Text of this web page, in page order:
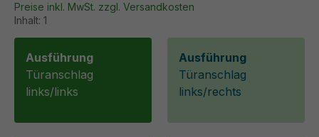
Inhalt: 1
Preise inkl. MwSt. zzgl. Versandkosten
Ausführung
Türanschlag
links/links
Ausführung
Türanschlag
links/rechts